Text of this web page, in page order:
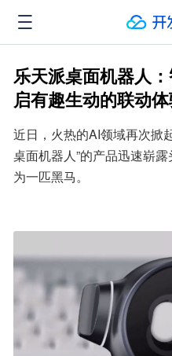
乐天派桌面机器人
启有趣生动的联动体
近日，火热的AI领域再次掀
桌面机器人”的产品迅速崭
为一匹黑马。